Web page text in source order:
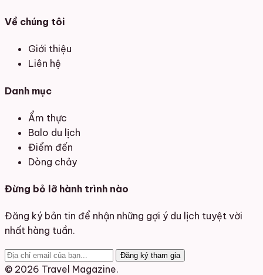
Về chúng tôi
Giới thiệu
Liên hệ
Danh mục
Ẩm thực
Balo du lịch
Điểm đến
Dòng chảy
Đừng bỏ lỡ hành trình nào
Đăng ký bản tin để nhận những gợi ý du lịch tuyệt vời
nhất hàng tuần.
Đăng ký tham gia
© 2026 Travel Magazine.